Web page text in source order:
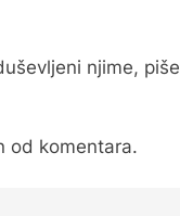
njime, piše
od komentara.